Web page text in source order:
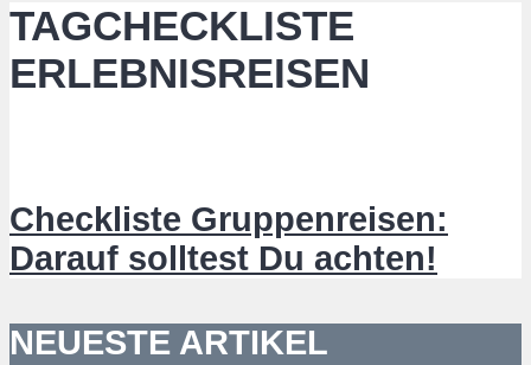
TAGCHECKLISTE
ERLEBNISREISEN
Checkliste Gruppenreisen:
Darauf solltest Du achten!
NEUESTE ARTIKEL